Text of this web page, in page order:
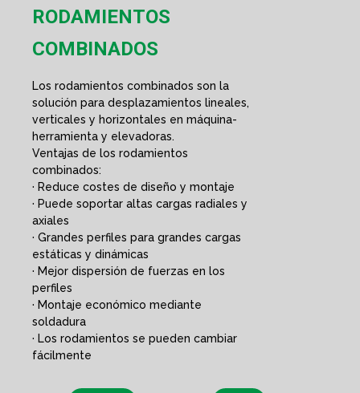
RODAMIENTOS
COMBINADOS
Los rodamientos combinados son la
solución para desplazamientos lineales,
verticales y horizontales en máquina-
herramienta y elevadoras.
Ventajas de los rodamientos
combinados:
· Reduce costes de diseño y montaje
· Puede soportar altas cargas radiales y
axiales
· Grandes perfiles para grandes cargas
estáticas y dinámicas
· Mejor dispersión de fuerzas en los
perfiles
· Montaje económico mediante
soldadura
· Los rodamientos se pueden cambiar
fácilmente